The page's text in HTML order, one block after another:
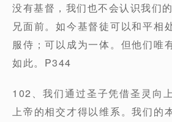
没有基督，我们也不会认识我们
兄面前。如今基督徒可以和平相
服侍；可以成为一体。但他们唯
如此。P344
102、我们通过圣子凭借圣灵向
上帝的相交才得以维系。我们的